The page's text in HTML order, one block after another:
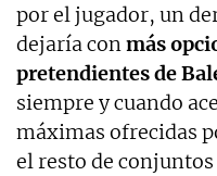
por el jugador, un
dejaría conmás
pretendientes de
siempre y cuando
máximas ofrecidas
el resto de